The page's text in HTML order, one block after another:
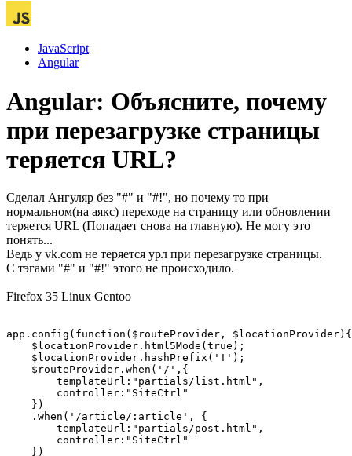
JavaScript
Angular
Angular: Объясните, почему
при перезагрузке страницы
теряется URL?
Сделал Ангуляр без "#" и "#!", но почему то при
нормальном(на аякс) переходе на страницу или обновлении
теряется URL (Попадает снова на главную). Не могу это
понять...
Ведь у vk.com не теряется урл при перезагрузке страницы.
С тэгами "#" и "#!" этого не происходило.
Firefox 35 Linux Gentoo
app.config(function($routeProvider, $locationProvider){
    $locationProvider.html5Mode(true);
    $locationProvider.hashPrefix('!');
    $routeProvider.when('/',{
        templateUrl:"partials/list.html",
        controller:"SiteCtrl"
    })
    .when('/article/:article', {
        templateUrl:"partials/post.html",
        controller:"SiteCtrl"
    })